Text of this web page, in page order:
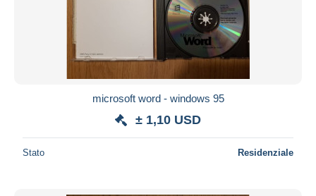
microsoft word - windows 95
± 1,10 USD
Stato Residenziale